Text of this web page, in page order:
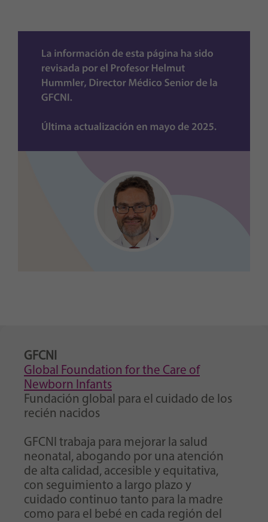
GFCNI
Global Foundation for the Care of
Newborn Infants
Fundación global para el cuidado de los
recién nacidos
GFCNI trabaja para mejorar la salud
neonatal, abogando por una atención
de alta calidad, accesible y equitativa,
con seguimiento a largo plazo y
cuidado continuo tanto para la madre
como para el bebé en cada región del